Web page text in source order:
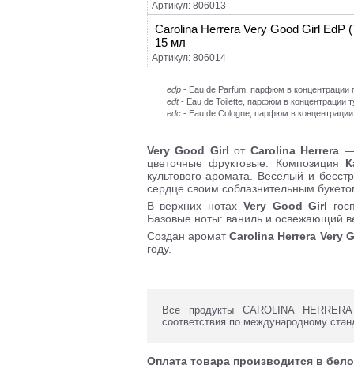
Артикул: 806013
Carolina Herrera Very Good Girl EdP
15 мл
Артикул: 806014
edp- Eau de Parfum, парфюм в
edt- Eau de Toilette, парфюм в концентрации
edc- Eau de Cologne, парфюм в концентрации
Very Good Girl отCarolina Herrera —
цветочные фруктовые. Композиция
культового аромата. Веселый и
сердце своим соблазнительным
В верхних нотах Very Good Girl
Базовые ноты: ваниль и освежающий
Создан ароматCarolina Herrera Very
году.
Все продукты CAROLINA
соответствия по международному
Оплата товара производится в